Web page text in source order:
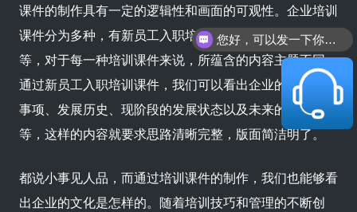
课件的制作具有一定的逻辑性和画面的可观性。企业培训
课件分为多种，有新员工入职培训的、有部门间学习的等
等，对于每一种培训课件来说，所蕴含的内容主题不同。
通过新员工入职培训课件，我们可以看出企业的一些注意
事项、发展历史、现阶段的发展状态以及未来的发展规划
等，这样的内容就要求思路清晰完整，版面简洁明了。
都说小事见人品，而通过培训课件的制作，我们也能够看
出企业的文化是怎样的。随着培训技巧和管理的不断创
您好，可以发一下你们的公司简介嘛？